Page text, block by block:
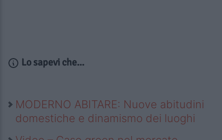
Lo sapevi che...
MODERNO ABITARE: Nuove abitudini
domestiche e dinamismo dei luoghi